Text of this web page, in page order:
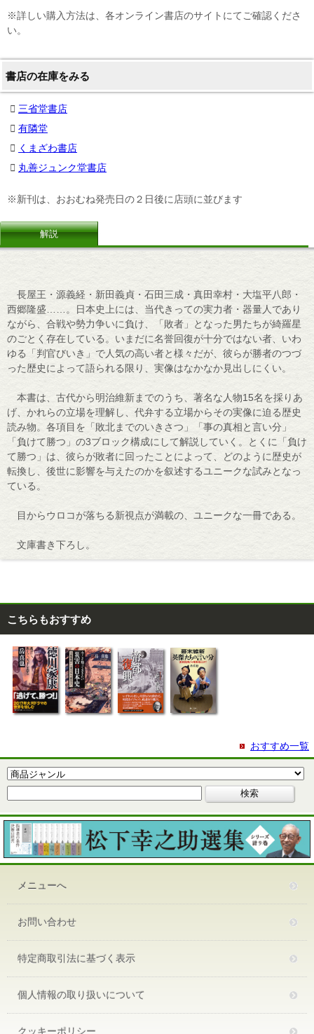
※詳しい購入方法は、各オンライン書店のサイトにてご確認くださ
い。
書店の在庫をみる
三省堂書店
有隣堂
くまざわ書店
丸善ジュンク堂書店
※新刊は、おおむね発売日の２日後に店頭に並びます
解説
長屋王・源義経・新田義貞・石田三成・真田幸村・大塩平八郎・
西郷隆盛……。日本史上には、当代きっての実力者・器量人であり
ながら、合戦や勢力争いに負け、「敗者」となった男たちが綺羅星
のごとく存在している。いまだに名誉回復が十分ではない者、いわ
ゆる「判官びいき」で人気の高い者と様々だが、彼らが勝者のつづ
った歴史によって語られる限り、実像はなかなか見出しにくい。
本書は、古代から明治維新までのうち、著名な人物15名を採りあ
げ、かれらの立場を理解し、代弁する立場からその実像に迫る歴史
読み物。各項目を「敗北までのいきさつ」「事の真相と言い分」
「負けて勝つ」の3ブロック構成にして解説していく。とくに「負け
て勝つ」は、彼らが敗者に回ったことによって、どのように歴史が
転換し、後世に影響を与えたのかを叙述するユニークな試みとなっ
ている。
目からウロコが落ちる新視点が満載の、ユニークな一冊である。
文庫書き下ろし。
こちらもおすすめ
おすすめ一覧
メニューへ
お問い合わせ
特定商取引法に基づく表示
個人情報の取り扱いについて
クッキーポリシー